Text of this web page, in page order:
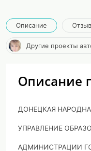
Описание
Другие проекты
Описание
ДОНЕЦКАЯ
УПРАВЛЕНИЕ
АДМИНИСТРАЦИИ